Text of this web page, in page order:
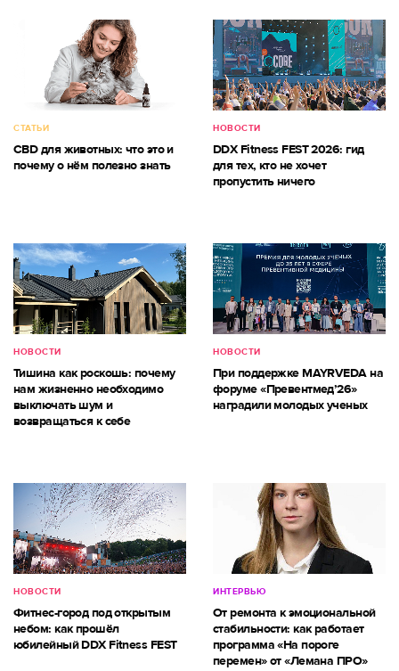
СТАТЬИ
CBD для животных: что это и
почему о нём полезно знать
НОВОСТИ
DDX Fitness FEST 2026: гид
для тех, кто не хочет
пропустить ничего
НОВОСТИ
Тишина как роскошь: почему
нам жизненно необходимо
выключать шум и
возвращаться к себе
НОВОСТИ
При поддержке MAYRVEDA на
форуме «Превентмед’26»
наградили молодых ученых
НОВОСТИ
Фитнес-город под открытым
небом: как прошёл
юбилейный DDX Fitness FEST
ИНТЕРВЬЮ
От ремонта к эмоциональной
стабильности: как работает
программа «На пороге
перемен» от «Лемана ПРО»